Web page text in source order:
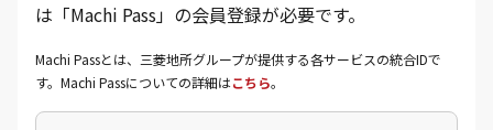
は「Machi Pass」の会員登録が必要です。
Machi Passとは、三菱地所グループが提供する各サービスの統合IDで
す。Machi Passについての詳細はこちら。